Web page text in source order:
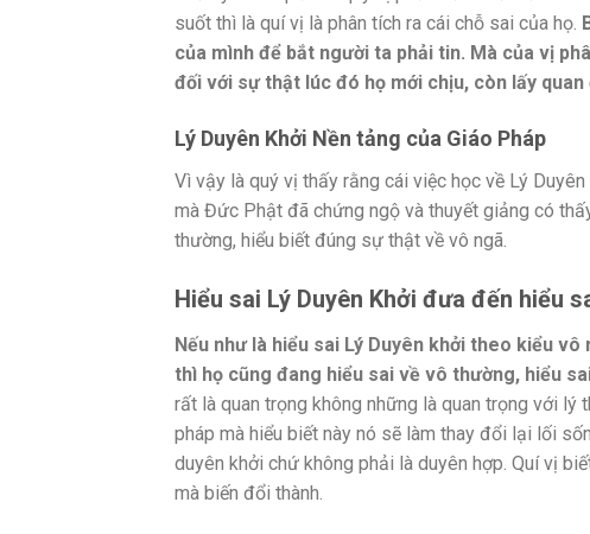
suốt thì là quí vị là phân tích ra cái chỗ sai của họ.
của mình để bắt người ta phải tin. Mà của vị
đối với sự thật lúc đó họ mới chịu, còn lấy
Lý Duyên Khởi Nền tảng của Giáo Pháp
Vì vậy là quý vị thấy rằng cái việc học về Lý
mà Đức Phật đã chứng ngộ và thuyết giảng có
thường, hiểu biết đúng sự thật về vô ngã.
Hiểu sai Lý Duyên Khởi đưa đến hiểu
Nếu như là hiểu sai Lý Duyên khởi theo kiểu
thì họ cũng đang hiểu sai về vô thường, hiểu
rất là quan trọng không những là quan trọng với
pháp mà hiểu biết này nó sẽ làm thay đổi lại lối
duyên khởi chứ không phải là duyên hợp. Quí vị
mà biến đổi thành.